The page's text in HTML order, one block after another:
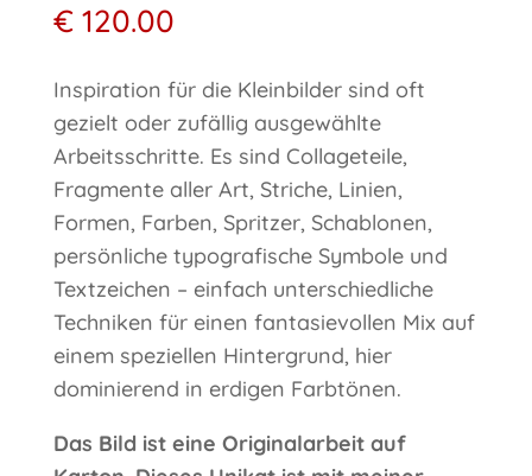
€120.00
Inspiration für die Kleinbilder sind oft
gezielt oder zufällig ausgewählte
Arbeitsschritte. Es sind Collageteile,
Fragmente aller Art, Striche, Linien,
Formen, Farben, Spritzer, Schablonen,
persönliche typografische Symbole und
Textzeichen – einfach unterschiedliche
Techniken für einen fantasievollen Mix auf
einem speziellen Hintergrund, hier
dominierend in erdigen Farbtönen.
Das Bild ist eine Originalarbeit auf